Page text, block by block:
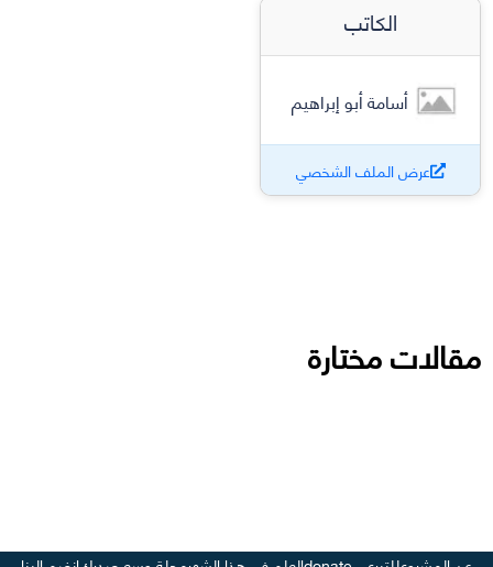
الكاتب
أسامة أبو إبراهيم
عرض الملف الشخصي
مقالات مختارة